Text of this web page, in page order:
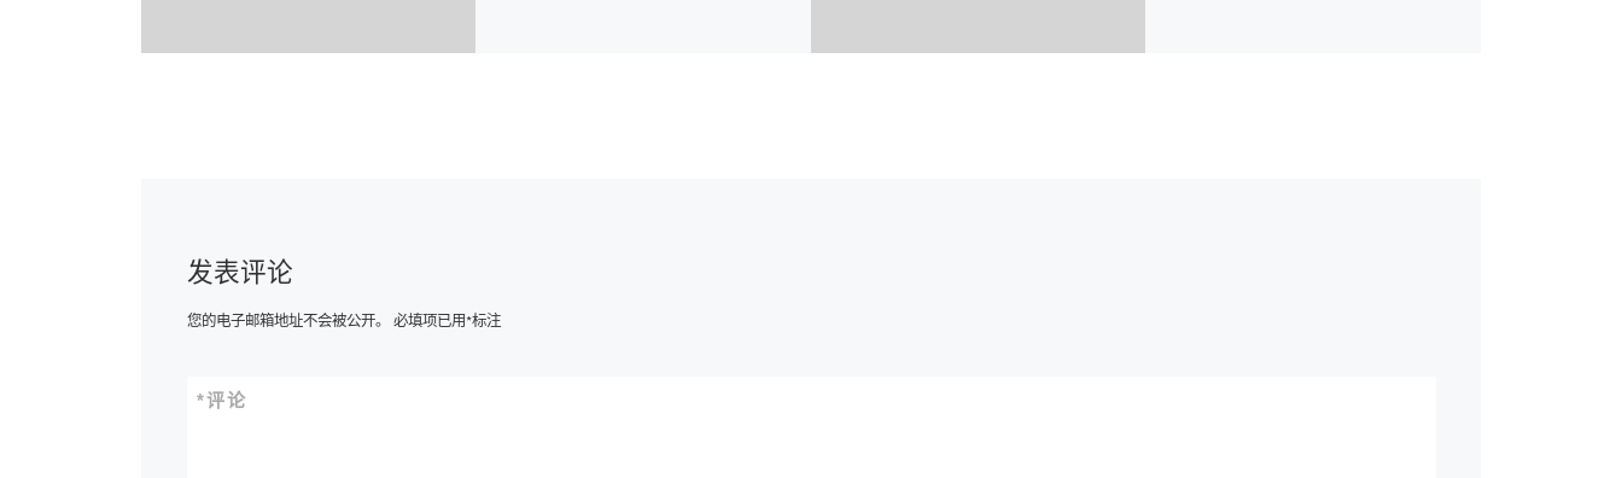
发表评论
您的电子邮箱地址不会被公开。 必填项已用*标注
评论
*